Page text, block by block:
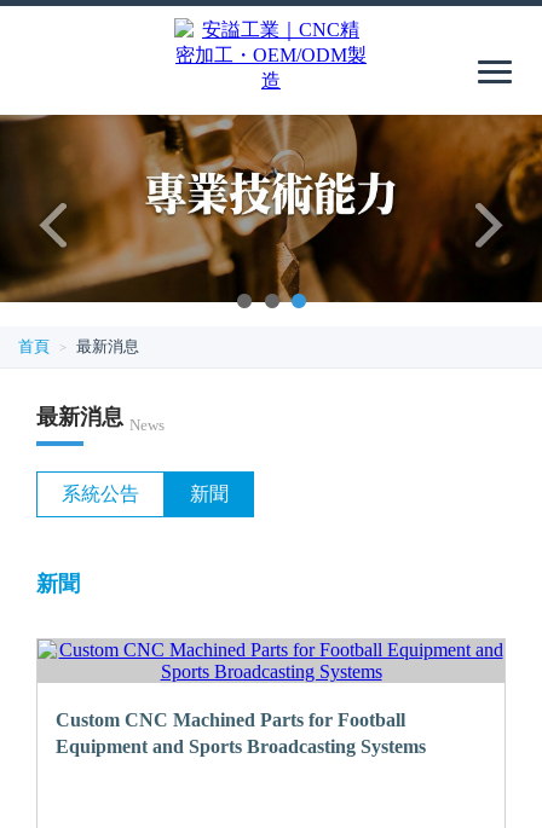
首頁 最新消息
最新消息 News
系統公告 新聞
新聞
Custom CNC Machined Parts for Football
Equipment and Sports Broadcasting Systems